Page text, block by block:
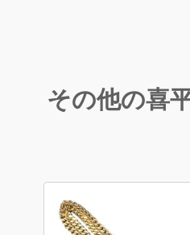
その他の喜